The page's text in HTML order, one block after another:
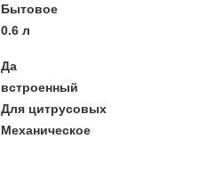
Бытовое
0.6 л
Да
встроенный
Для цитрусовых
Механическое